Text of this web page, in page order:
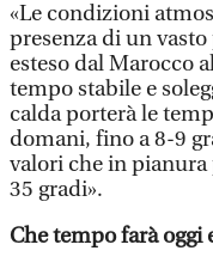
«Le condizioni
presenza di un
esteso dal Marocco
tempo stabile e
calda porterà le
domani, fino a 8-9
valori che in pianura
35 gradi».
Che tempo farà oggi